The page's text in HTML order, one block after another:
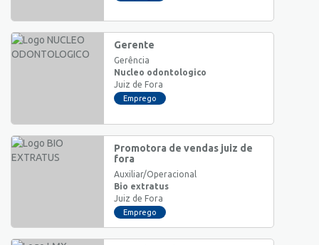
Gerente
Gerência
Nucleo odontologico
Juiz de Fora
Emprego
Promotora de vendas juiz de
fora
Auxiliar/Operacional
Bio extratus
Juiz de Fora
Emprego